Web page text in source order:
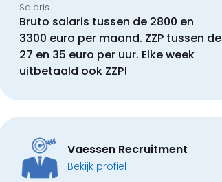
Salaris
Bruto salaris tussen de 2800 en
3300 euro per maand. ZZP tussen de
27 en 35 euro per uur. Elke week
uitbetaald ook ZZP!
Vaessen Recruitment
Bekijk profiel